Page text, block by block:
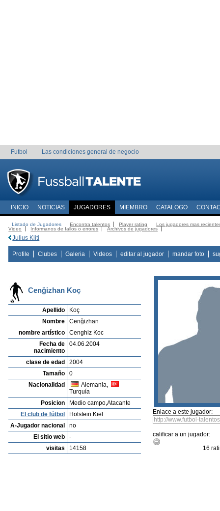
Futbol Las condiciones general de negocio
INICIO NOTICIAS JUGADORES MIEMBRO CATALOGO
Listado de Jugadores Encontra talentos Player rating
Los jugadores mas
Video
Informanos de fallos o errores Archivos de jugadores
Julius Kliti
Profile Clubes Galeria Videos editar al jugador mandar foto
Cenğizhan Koç
Apellido
Koç
Nombre
Cenğizhan
nombre artístico
Cenghiz Koc
Fecha de
nacimiento
04.06.2004
clase de edad
2004
Tamaño
0
Nacionalidad
Alemania,
Turquía
Posicion
Medio campo,Atacante
El club de fútbol
Holstein Kiel
A-Jugador nacional
no
El sitio web
-
visitas
14158
Enlace a este jugador:
calificar a un jugador:
16